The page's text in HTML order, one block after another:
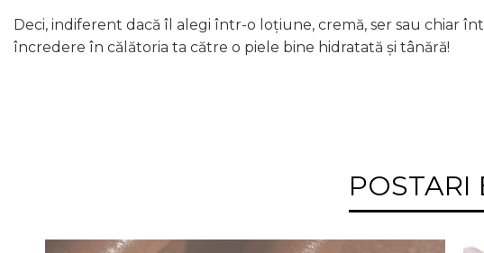
Deci, indiferent dacă îl alegi într-o loțiune, cremă, ser sau chiar
încredere în călătoria ta către o piele bine hidratată și tânără!
POSTARI